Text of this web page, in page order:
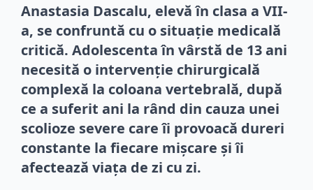
Anastasia Dascalu, elevă în clasa a VII-
a, se confruntă cu o situație medicală
critică. Adolescenta în vârstă de 13 ani
necesită o intervenție chirurgicală
complexă la coloana vertebrală, după
ce a suferit ani la rând din cauza unei
scolioze severe care îi provoacă dureri
constante la fiecare mișcare și îi
afectează viața de zi cu zi.